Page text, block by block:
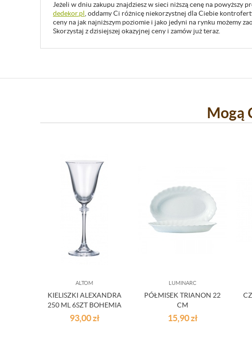
Jeżeli w dniu zakupu znajdziesz w sieci niższą cenę na powyższy
dedekor.pl , oddamy Ci różnicę niekorzystnej dla Ciebie
ceny na jak najniższym poziomie i jako jedyni na rynku możemy
Skorzystaj z dzisiejszej okazyjnej ceny i zamów już teraz.
Mogą
ALTOM
KIELISZKI ALEXANDRA
250 ML 6SZT BOHEMIA
93,00zł
LUMINARC
PÓŁMISEK TRIANON 22
CM
15,90zł